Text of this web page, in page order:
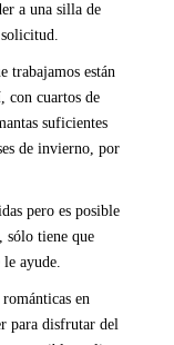
a una silla de
trabajamos están
con cuartos de
suficientes
de invierno, por
pero es posible
sólo tiene que
ayude.
en
para disfrutar del